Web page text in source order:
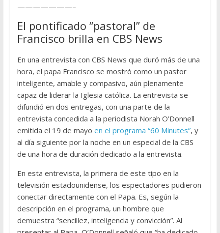
———————–
El pontificado “pastoral” de
Francisco brilla en CBS News
En una entrevista con CBS News que duró más de una
hora, el papa Francisco se mostró como un pastor
inteligente, amable y compasivo, aún plenamente
capaz de liderar la Iglesia católica. La entrevista se
difundió en dos entregas, con una parte de la
entrevista concedida a la periodista Norah O’Donnell
emitida el 19 de mayo en el programa “60 Minutes”, y
al día siguiente por la noche en un especial de la CBS
de una hora de duración dedicado a la entrevista.
En esta entrevista, la primera de este tipo en la
televisión estadounidense, los espectadores pudieron
conectar directamente con el Papa. Es, según la
descripción en el programa, un hombre que
demuestra “sencillez, inteligencia y convicción”. Al